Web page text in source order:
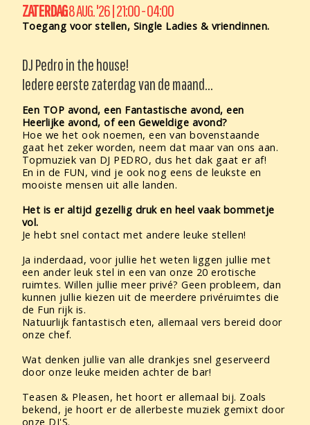
ZATERDAG8 AUG. '26 | 21:00 - 04:00
Toegang voor stellen, Single Ladies & vriendinnen.
DJ Pedro in the house!
Iedere eerste zaterdag van de maand...
Een TOP avond, een Fantastische avond, een
Heerlijke avond, of een Geweldige avond?
Hoe we het ook noemen, een van bovenstaande
gaat het zeker worden, neem dat maar van ons aan.
Topmuziek van DJ PEDRO, dus het dak gaat er af!
En in de FUN, vind je ook nog eens de leukste en
mooiste mensen uit alle landen.
Het is er altijd gezellig druk en heel vaak bommetje
vol.
Je hebt snel contact met andere leuke stellen!
Ja inderdaad, voor jullie het weten liggen jullie met
een ander leuk stel in een van onze 20 erotische
ruimtes. Willen jullie meer privé? Geen probleem, dan
kunnen jullie kiezen uit de meerdere privéruimtes die
de Fun rijk is.
Natuurlijk fantastisch eten, allemaal vers bereid door
onze chef.
Wat denken jullie van alle drankjes snel geserveerd
door onze leuke meiden achter de bar!
Teasen & Pleasen, het hoort er allemaal bij. Zoals
bekend, je hoort er de allerbeste muziek gemixt door
onze DJ'S.